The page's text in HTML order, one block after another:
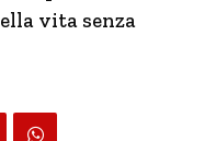
vita senza